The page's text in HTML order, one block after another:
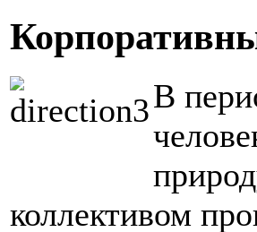
В
коллективом